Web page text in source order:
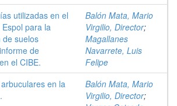
utilizadas en el
para la
de suelos
de
el CIBE.
Balón Mata, Mario
Virgilio, Director;
Magallanes
Navarrete, Luis
Felipe
en la
Balón Mata, Mario
Virgilio, Director;